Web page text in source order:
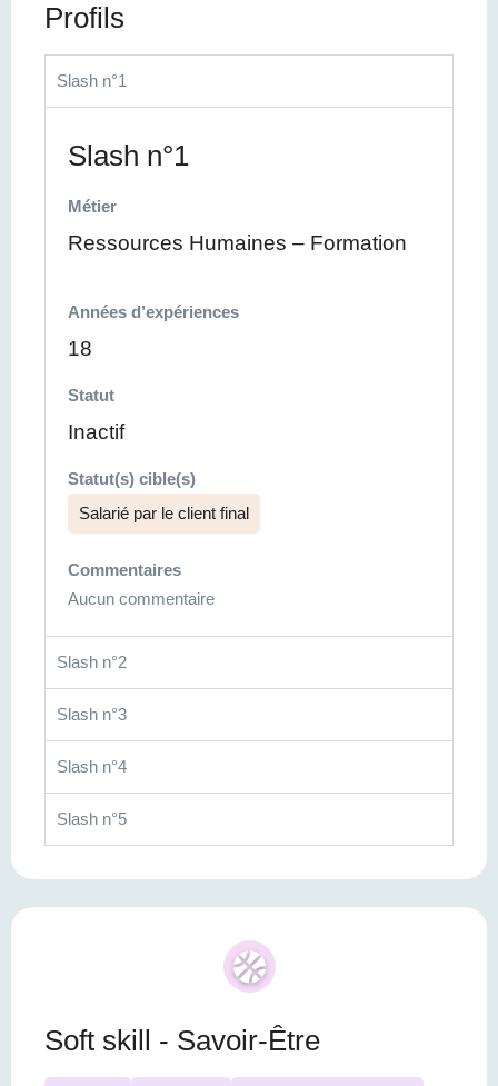
Profils
Slash n°1
Slash n°1
Métier
Ressources Humaines – Formation
Années d’expériences
18
Statut
Inactif
Statut(s) cible(s)
Salarié par le client final
Commentaires
Aucun commentaire
Slash n°2
Slash n°3
Slash n°4
Slash n°5
Soft skill - Savoir-Être